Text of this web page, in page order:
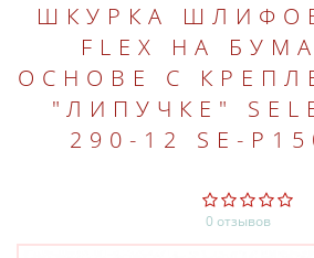
ШКУРКА
FLEX НА
ОСНОВЕ С
"ЛИПУЧКЕ"
290-12 SE-
0 отзывов